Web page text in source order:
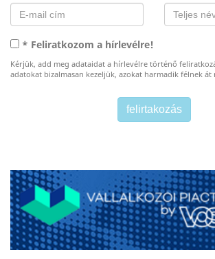
* Feliratkozom a hírlevélre!
Kérjük, add meg adataidat a hírlevélre történő
adatokat bizalmasan kezeljük, azokat harmadik félnek át